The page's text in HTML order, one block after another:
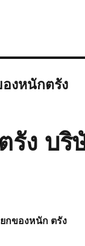
งหนักตรัง
รัง บ
กของหนัก ตรัง